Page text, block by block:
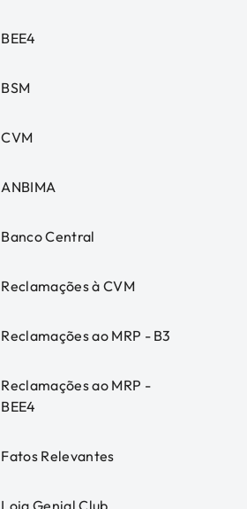
BEE4
BSM
CVM
ANBIMA
Banco Central
Reclamações à CVM
Reclamações ao MRP - B3
Reclamações ao MRP -
BEE4
Fatos Relevantes
Loja Genial Club